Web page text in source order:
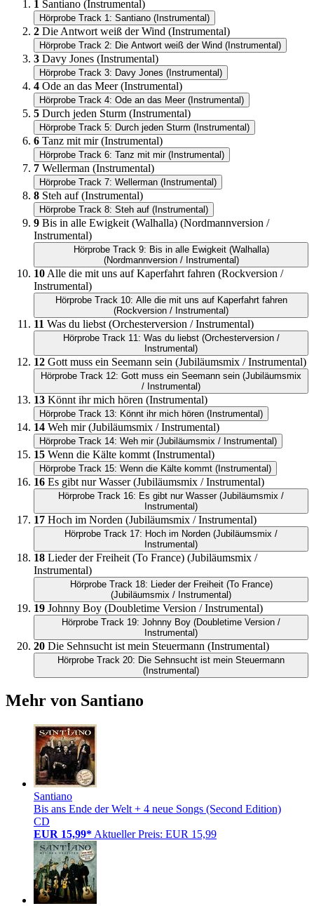
1 Santiano (Instrumental)
Hörprobe Track 1: Santiano (Instrumental)
2 Die Antwort weiß der Wind (Instrumental)
Hörprobe Track 2: Die Antwort weiß der Wind (Instrumental)
3 Davy Jones (Instrumental)
Hörprobe Track 3: Davy Jones (Instrumental)
4 Ode an das Meer (Instrumental)
Hörprobe Track 4: Ode an das Meer (Instrumental)
5 Durch jeden Sturm (Instrumental)
Hörprobe Track 5: Durch jeden Sturm (Instrumental)
6 Tanz mit mir (Instrumental)
Hörprobe Track 6: Tanz mit mir (Instrumental)
7 Wellerman (Instrumental)
Hörprobe Track 7: Wellerman (Instrumental)
8 Steh auf (Instrumental)
Hörprobe Track 8: Steh auf (Instrumental)
9 Bis in alle Ewigkeit (Walhalla) (Nordmannversion /
Instrumental)
Hörprobe Track 9: Bis in alle Ewigkeit (Walhalla)
(Nordmannversion / Instrumental)
10 Alle die mit uns auf Kaperfahrt fahren (Rockversion /
Instrumental)
Hörprobe Track 10: Alle die mit uns auf Kaperfahrt fahren
(Rockversion / Instrumental)
11 Was du liebst (Orchesterversion / Instrumental)
Hörprobe Track 11: Was du liebst (Orchesterversion /
Instrumental)
12 Gott muss ein Seemann sein (Jubiläumsmix / Instrumental)
Hörprobe Track 12: Gott muss ein Seemann sein (Jubiläumsmix
/ Instrumental)
13 Könnt ihr mich hören (Instrumental)
Hörprobe Track 13: Könnt ihr mich hören (Instrumental)
14 Weh mir (Jubiläumsmix / Instrumental)
Hörprobe Track 14: Weh mir (Jubiläumsmix / Instrumental)
15 Wenn die Kälte kommt (Instrumental)
Hörprobe Track 15: Wenn die Kälte kommt (Instrumental)
16 Es gibt nur Wasser (Jubiläumsmix / Instrumental)
Hörprobe Track 16: Es gibt nur Wasser (Jubiläumsmix /
Instrumental)
17 Hoch im Norden (Jubiläumsmix / Instrumental)
Hörprobe Track 17: Hoch im Norden (Jubiläumsmix /
Instrumental)
18 Lieder der Freiheit (To France) (Jubiläumsmix /
Instrumental)
Hörprobe Track 18: Lieder der Freiheit (To France)
(Jubiläumsmix / Instrumental)
19 Johnny Boy (Doubletime Version / Instrumental)
Hörprobe Track 19: Johnny Boy (Doubletime Version /
Instrumental)
20 Die Sehnsucht ist mein Steuermann (Instrumental)
Hörprobe Track 20: Die Sehnsucht ist mein Steuermann
(Instrumental)
Mehr von Santiano
Santiano
Bis ans Ende der Welt + 4 neue Songs (Second Edition)
CD
EUR 15,99* Aktueller Preis: EUR 15,99